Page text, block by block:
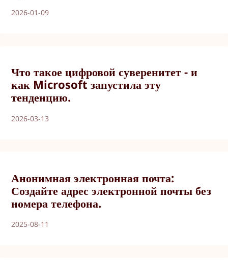
2026-01-09
Что такое цифровой суверенитет - и
как Microsoft запустила эту
тенденцию.
2026-03-13
Анонимная электронная почта:
Создайте адрес электронной почты без
номера телефона.
2025-08-11